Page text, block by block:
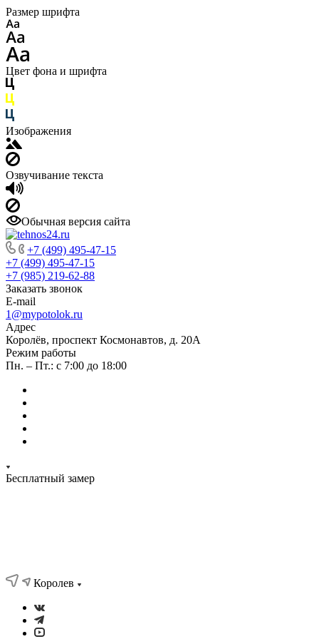
Размер шрифта
Цвет фона и шрифта
Изображения
Озвучивание текста
Обычная версия сайта
+7 (499) 495-47-15
+7 (499) 495-47-15
+7 (985) 219-62-88
Заказать звонок
E-mail
1@mypotolok.ru
Адрес
Королёв, проспект Космонавтов, д. 20А
Режим работы
Пн. – Пт.: с 7:00 до 18:00
Бесплатный замер
Королев